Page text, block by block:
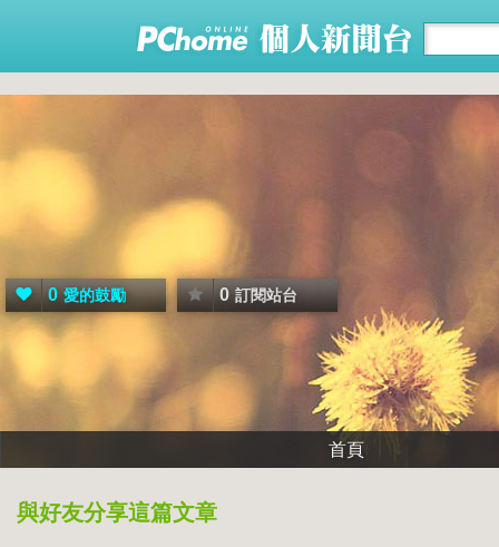
0 愛的鼓勵 0 訂閱站台
首頁
與好友分享這篇文章